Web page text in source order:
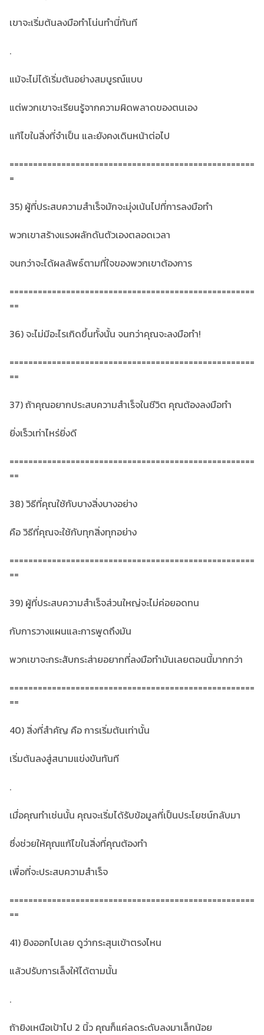
เขาจะเริ่มต้นลงมือทำโน่นทำนี่ทันที
.
แม้จะไม่ได้เริ่มต้นอย่างสมบูรณ์แบบ
แต่พวกเขาจะเรียนรู้จากความผิดพลาดของตนเอง
แก้ไขในสิ่งที่จำเป็น และยังคงเดินหน้าต่อไป
====================================================
=
35) ผู้ที่ประสบความสำเร็จมักจะมุ่งเน้นไปที่การลงมือทำ
พวกเขาสร้างแรงผลักดันตัวเองตลอดเวลา
จนกว่าจะได้ผลลัพธ์ตามที่ใจของพวกเขาต้องการ
====================================================
==
36) จะไม่มีอะไรเกิดขึ้นทั้งนั้น จนกว่าคุณจะลงมือทำ!
====================================================
==
37) ถ้าคุณอยากประสบความสำเร็จในชีวิต คุณต้องลงมือทำ
ยิ่งเร็วเท่าไหร่ยิ่งดี
====================================================
==
38) วิธีที่คุณใช้กับบางสิ่งบางอย่าง
คือ วิธีที่คุณจะใช้กับทุกสิ่งทุกอย่าง
====================================================
==
39) ผู้ที่ประสบความสำเร็จส่วนใหญ่จะไม่ค่อยอดทน
กับการวางแผนและการพูดถึงมัน
พวกเขาจะกระสับกระส่ายอยากที่ลงมือทำมันเลยตอนนี้มากกว่า
====================================================
==
40) สิ่งที่สำคัญ คือ การเริ่มต้นเท่านั้น
เริ่มต้นลงสู่สนามแข่งขันทันที
.
เมื่อคุณทำเช่นนั้น คุณจะเริ่มได้รับข้อมูลที่เป็นประโยชน์กลับมา
ซึ่งช่วยให้คุณแก้ไขในสิ่งที่คุณต้องทำ
เพื่อที่จะประสบความสำเร็จ
====================================================
==
41) ยิงออกไปเลย ดูว่ากระสุนเข้าตรงไหน
แล้วปรับการเล็งให้ได้ตามนั้น
.
ถ้ายิงเหนือเป้าไป 2 นิ้ว คุณก็แค่ลดระดับลงมาเล็กน้อย